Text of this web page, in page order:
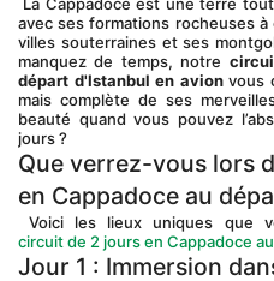
avec ses formations rocheuses
villes souterraines et ses
manquez de temps, notre
départ d'Istanbul en avion vous
mais complète de ses
beauté quand vous pouvez
jours ?
Que verrez-vous lors
en Cappadoce au
Voici les lieux uniques que
circuit de 2 jours en Cappadoce
Jour 1 : Immersion